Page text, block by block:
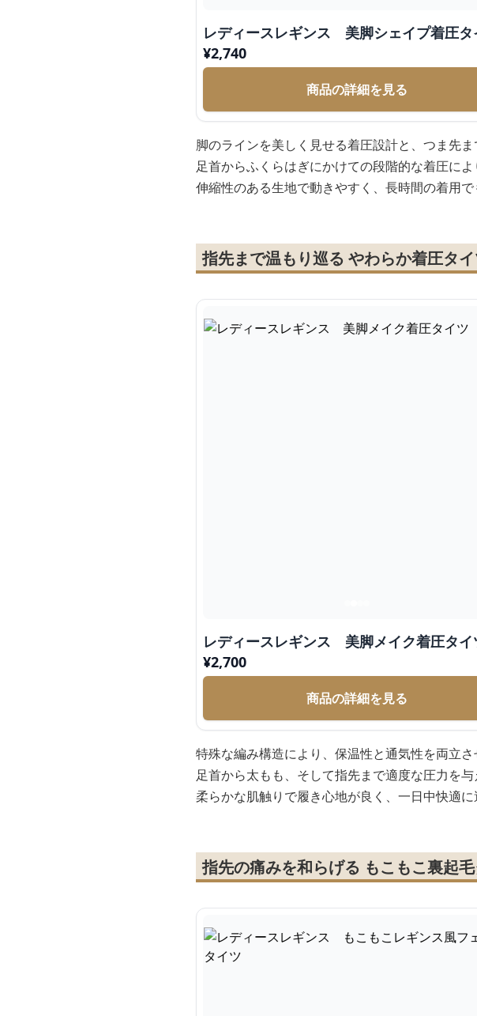
レディースレギンス 美脚シェイプ着圧タ
¥2,740
商品の詳細を見る
脚のラインを美しく見せる着圧設計と、つま先
足首からふくらはぎにかけての段階的な着圧に
伸縮性のある生地で動きやすく、長時間の着用で
指先まで温もり巡る やわらか着圧タ
レディースレギンス 美脚メイク着圧タイ
¥2,700
商品の詳細を見る
特殊な編み構造により、保温性と通気性を両立さ
足首から太もも、そして指先まで適度な圧力を
柔らかな肌触りで履き心地が良く、一日中快適に
指先の痛みを和らげる もこもこ裏起